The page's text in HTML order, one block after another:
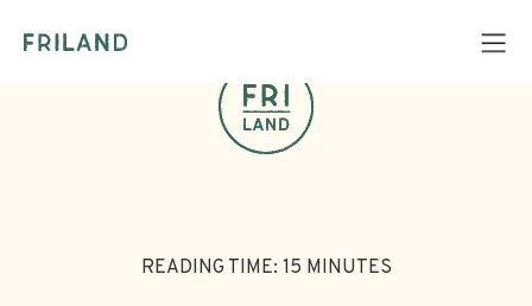
READING TIME: 15 MINUTES